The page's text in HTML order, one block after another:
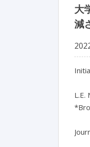
大
減
L.E.